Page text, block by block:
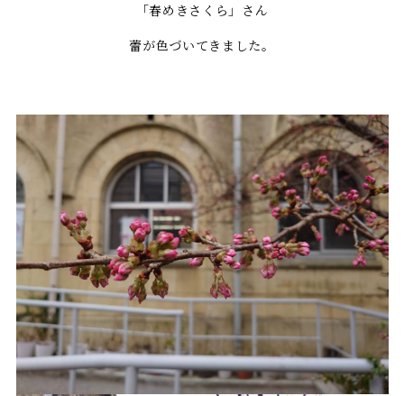
「春めきさくら」さん
蕾が色づいてきました。